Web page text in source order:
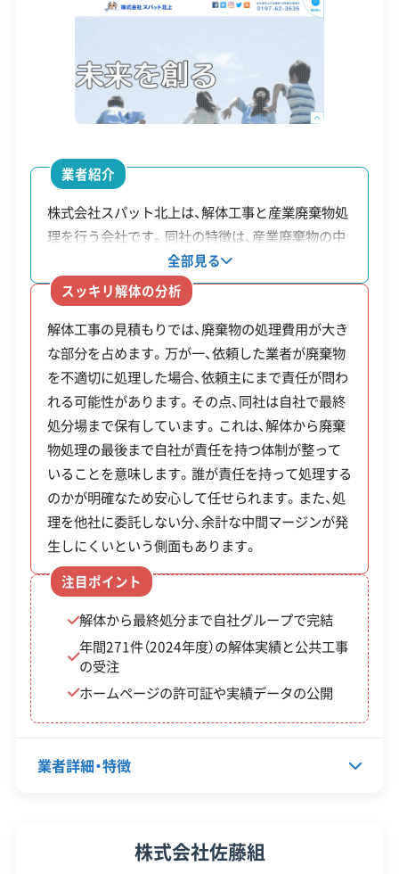
アパート用地として再開発する「エリア一帯の建て
とする解体だけでなく、計画的な解体工事が増えて
もう一つが、JR北上駅前の中心市街地で進む再開発
です。象徴的な商業施設「ツインモールプラザ」は、
2025年12月15日を目処に運営が民間企業へ移り、
オフィスなどを備えた複合施設として生まれ変わ
る計画が進められています。これに伴い、百貨店だ
った頃の内装をすべて取り払う大規模な改修工事
や、将来的な駐車場の一部解体など、木造家屋とは
違う専門的な技術が求められる解体工事の発生が
見込まれます。
解体工事・空き家対策の補助金
北上市では新築住宅の取得とセットにすると
最大200万円という手厚い補助金が利用できま
す。ただし、予算枠が限られているため早めの
申請が重要です。
金
建築物石綿含有建材調査者
解体工事施工技士
1級土木施工管理技士
1級建設機械施工管理技士
安全対策・リスク管理
工事賠償責任保険 違反歴なし 表彰・受賞
現場清掃
ISO認証
電子マニフェスト 地域貢献・ボランティア
顧客対応・サービス(17)
自社ホームページ 無料見積もり 不要品回収
不要品買取
不動産取引
補助金・助成金申請 土地活用
滅失登記
建設リサイクル届
近隣挨拶
翌営業日連絡
クレジットカード
解体ローン SNS 土対応
日祝対応
※項目にカーソルを合わせると詳細な説明が表示されます。
業者紹介
株式会社スパット北上は、解体工事と産業廃棄物処
理を行う会社です。同社の特徴は、産業廃棄物の中
間処理施設と最終処分場を自社グループで保有し
ている点です。これにより、解体で発生した廃棄物
が最終的にどう処理されるかまで一貫した管理体
制を敷いています。年間271件（2024年度）の解体
実績があり、岩手県や北上市といった自治体からの
公共工事も受注しています。ホームページでは各種
許可証や過去の実績データも公開しており、業者の
信頼性を判断するための情報が整えられています。
全部見る
スッキリ解体の分析
解体工事の見積もりでは、廃棄物の処理費用が大き
な部分を占めます。万が一、依頼した業者が廃棄物
を不適切に処理した場合、依頼主にまで責任が問わ
れる可能性があります。その点、同社は自社で最終
処分場まで保有しています。これは、解体から廃棄
物処理の最後まで自社が責任を持つ体制が整って
いることを意味します。誰が責任を持って処理する
のかが明確なため安心して任せられます。また、処
理を他社に委託しない分、余計な中間マージンが発
生しにくいという側面もあります。
注目ポイント
解体から最終処分まで自社グループで完結
年間271件（2024年度）の解体実績と公共工事
の受注
ホームページの許可証や実績データの公開
業者詳細・特徴
株式会社佐藤組